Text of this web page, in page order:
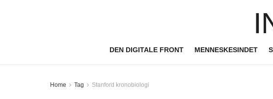
DEN DIGITALE FRONT MENNESKESINDET
Home Tag Stanford kronobiologi